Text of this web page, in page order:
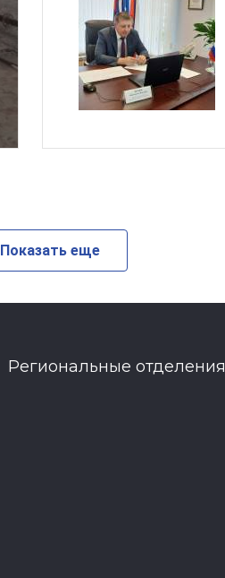
Показать еще
Региональные отделения